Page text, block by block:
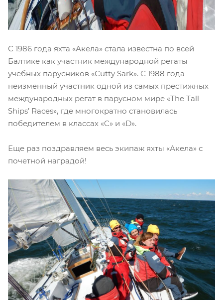
С 1986 года яхта «Акела» стала известна по всей
Балтике как участник международной регаты
учебных парусников «Cutty Sark». С 1988 года -
неизменный участник одной из самых престижных
международных регат в парусном мире «The Tall
Ships’ Races», где многократно становилась
победителем в классах «C» и «D».
Еще раз поздравляем весь экипаж яхты «Акела» с
почетной наградой!